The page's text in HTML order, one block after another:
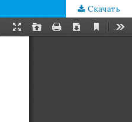
Скачать